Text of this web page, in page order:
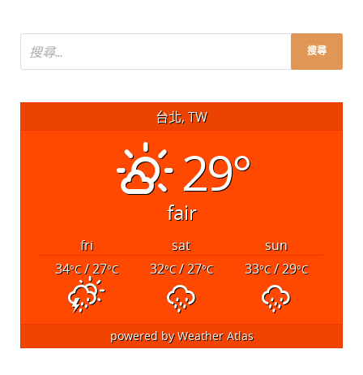
台北, TW
29°
fair
fri sat
sun
34°C/ 27°C 32°C/ 27°C 33°C/ 29°C
powered byWeather Atlas